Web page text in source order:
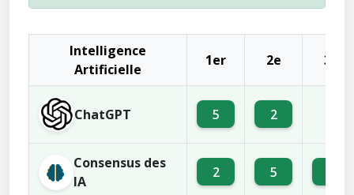
Intelligence
Artificielle
1er 2e 3e
ChatGPT 5 2
Consensus des
IA
2 5